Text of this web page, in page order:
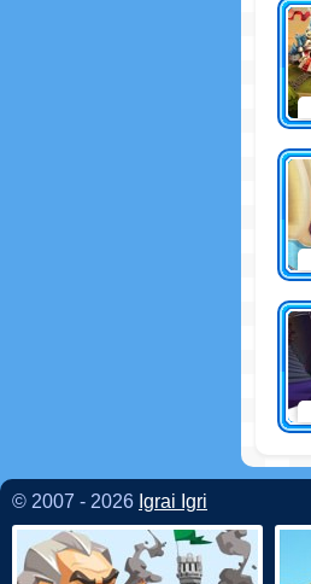
© 2007 - 2026 Igrai Igri